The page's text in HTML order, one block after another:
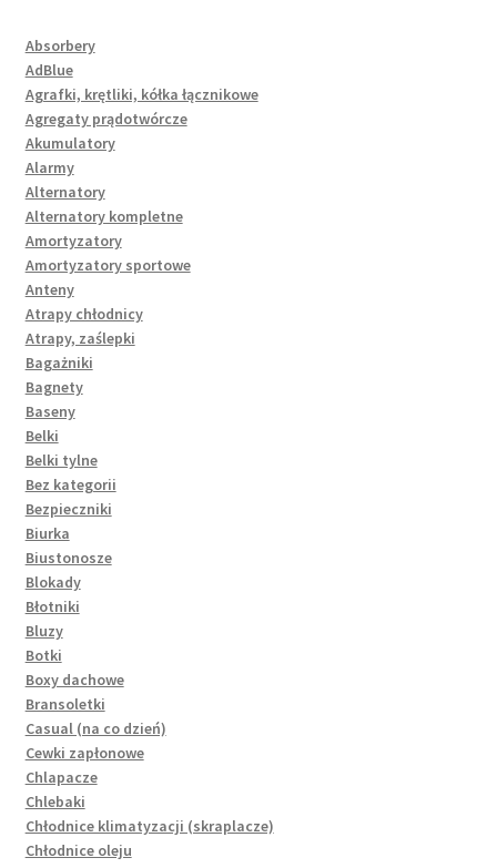
Absorbery
AdBlue
Agrafki, krętliki, kółka łącznikowe
Agregaty prądotwórcze
Akumulatory
Alarmy
Alternatory
Alternatory kompletne
Amortyzatory
Amortyzatory sportowe
Anteny
Atrapy chłodnicy
Atrapy, zaślepki
Bagażniki
Bagnety
Baseny
Belki
Belki tylne
Bez kategorii
Bezpieczniki
Biurka
Biustonosze
Blokady
Błotniki
Bluzy
Botki
Boxy dachowe
Bransoletki
Casual (na co dzień)
Cewki zapłonowe
Chlapacze
Chlebaki
Chłodnice klimatyzacji (skraplacze)
Chłodnice oleju